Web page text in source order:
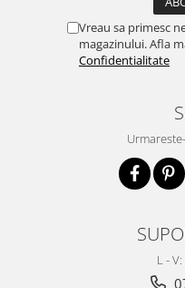
Vreau sa primesc
magazinului. Afla
Confidentialitate
L -